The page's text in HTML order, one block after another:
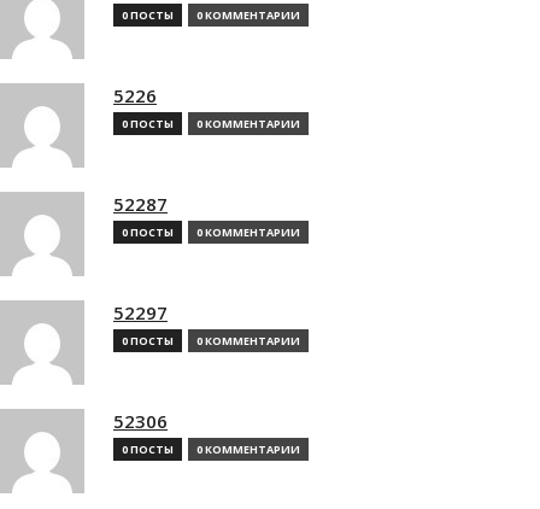
0 ПОСТЫ 0 КОММЕНТАРИИ
5226
0 ПОСТЫ 0 КОММЕНТАРИИ
52287
0 ПОСТЫ 0 КОММЕНТАРИИ
52297
0 ПОСТЫ 0 КОММЕНТАРИИ
52306
0 ПОСТЫ 0 КОММЕНТАРИИ